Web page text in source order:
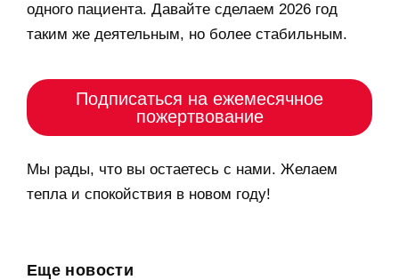
одного пациента. Давайте сделаем 2026 год
таким же деятельным, но более стабильным.
Подписаться на ежемесячное
пожертвование
Мы рады, что вы остаетесь с нами. Желаем
тепла и спокойствия в новом году!
Еще новости